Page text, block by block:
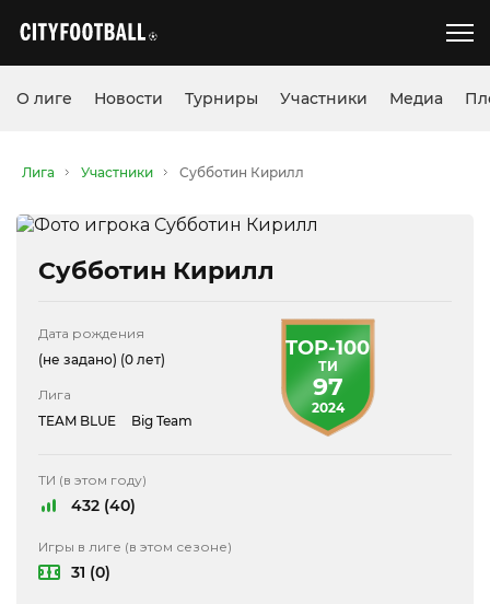
О лиге Новости Турниры Участники Медиа
Лига Участники Субботин Кирилл
Субботин Кирилл
Дата рождения
(не задано) (0 лет)
Лига
TEAM BLUE
Big Team
TOP-100
ТИ
97
2024
ТИ (в этом году)
432 (40)
Игры в лиге (в этом сезоне)
31 (0)